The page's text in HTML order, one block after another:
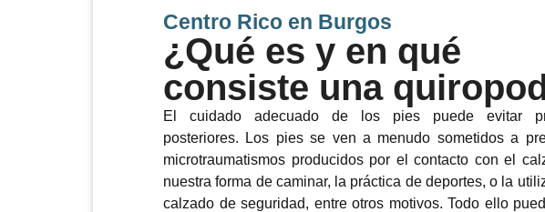
Centro Rico en Burgos
¿Qué es y en qué
consiste una
El cuidado adecuado de los pies puede evitar
posteriores. Los pies se ven a menudo sometidos a
microtraumatismos producidos por el contacto con el
nuestra forma de caminar, la práctica de deportes, o la
calzado de seguridad, entre otros motivos. Todo ello